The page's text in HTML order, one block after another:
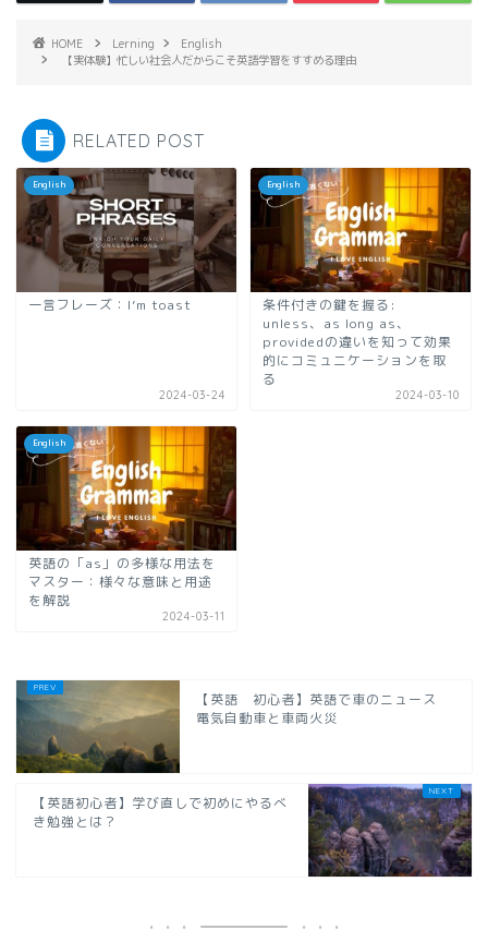
HOME Lerning
English
【実体験】忙しい社会人だからこそ英語学習をすすめる理由
RELATED POST
English
一言フレーズ：I’m toast
2024-03-24
English
条件付きの鍵を握る:
unless、as long as、
providedの違いを知って効果
的にコミュニケーションを取
る
2024-03-10
English
英語の「as」の多様な用法を
マスター：様々な意味と用途
を解説
2024-03-11
【英語 初心者】英語で車のニュース
電気自動車と車両火災
【英語初心者】学び直しで初めにやるべ
き勉強とは？